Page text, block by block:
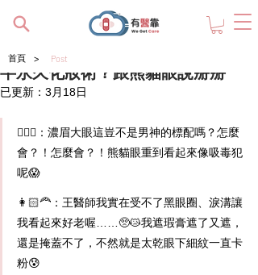
半永久化妝術？跟熊貓眼說掰掰
已更新： 3月18日
🧔🏻‍♂️：濃眉大眼這豈不是男神的標配嗎？怎麼
會？！怎麼會？！熊貓眼重到看起來像吸毒犯
呢😱
👩🏻‍🦰：王醫師我實在受不了黑眼圈、淚溝讓
我看起來好老喔……🥺😿我遮瑕膏遮了又遮，
還是掩蓋不了，不然就是太乾眼下細紋一直卡
粉😰
首頁 > Post